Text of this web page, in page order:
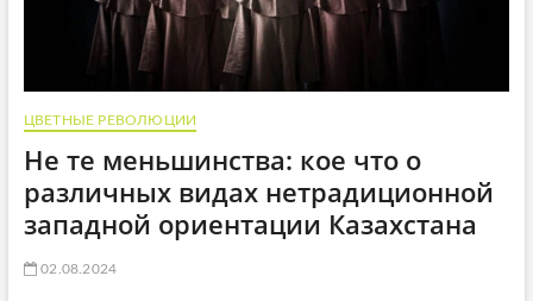
ЦВЕТНЫЕ РЕВОЛЮЦИИ
Не те меньшинства: кое что о
различных видах нетрадиционной
западной ориентации Казахстана
02.08.2024